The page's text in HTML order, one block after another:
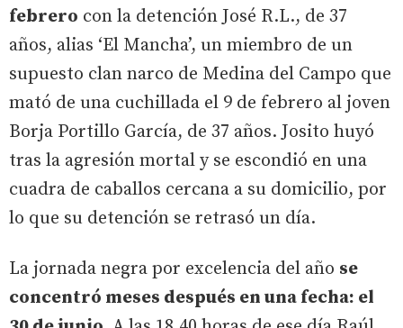
febrero con la detención José R.L., de 37
años, alias ‘El Mancha’, un miembro de un
supuesto clan narco de Medina del Campo que
mató de una cuchillada el 9 de febrero al joven
Borja Portillo García, de 37 años. Josito huyó
tras la agresión mortal y se escondió en una
cuadra de caballos cercana a su domicilio, por
lo que su detención se retrasó un día.
La jornada negra por excelencia del año se
concentró meses después en una fecha: el